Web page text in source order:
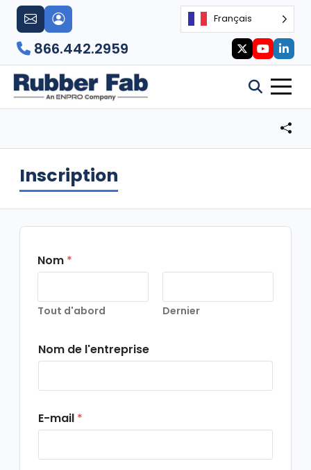
Français
866.442.2959
Inscription
Nom *
Tout d'abord Dernier
Nom de l'entreprise
E-mail *